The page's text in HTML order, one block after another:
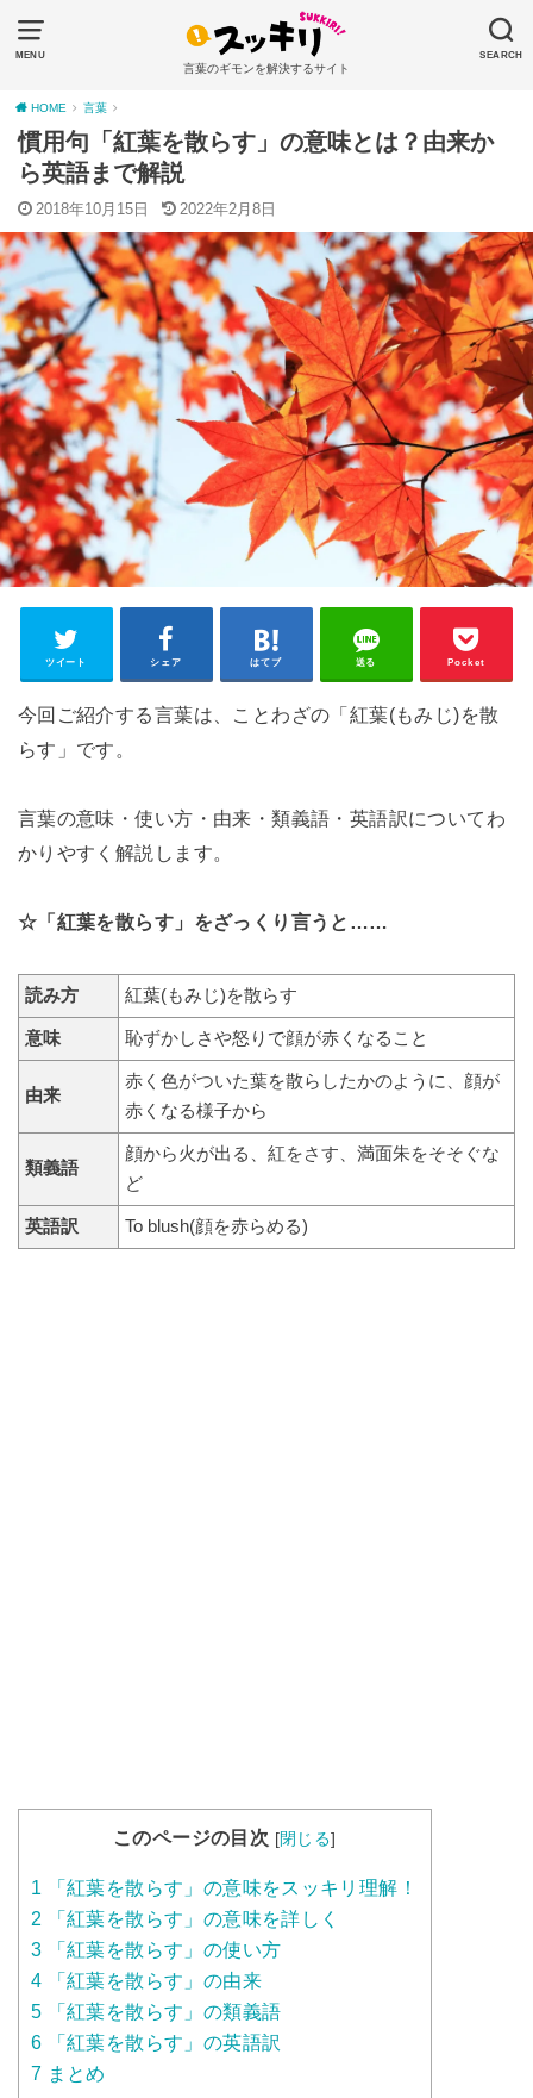
MENU SEARCH
言葉のギモンを解決するサイト
HOME 言葉
慣用句「紅葉を散らす」の意味とは？由来か
ら英語まで解説
2018年10月15日 2022年2月8日
ツイート シェア はてブ 送る Pocket
今回ご紹介する言葉は、ことわざの「紅葉(もみじ)を散
らす」です。
言葉の意味・使い方・由来・類義語・英語訳についてわ
かりやすく解説します。
☆「紅葉を散らす」をざっくり言うと……
読み方 紅葉(もみじ)を散らす
意味 恥ずかしさや怒りで顔が赤くなること
由来
赤く色がついた葉を散らしたかのように、顔が
赤くなる様子から
類義語
顔から火が出る、紅をさす、満面朱をそそぐな
ど
英語訳 To blush(顔を赤らめる)
このページの目次 [閉じる]
1 「紅葉を散らす」の意味をスッキリ理解！
2 「紅葉を散らす」の意味を詳しく
3 「紅葉を散らす」の使い方
4 「紅葉を散らす」の由来
5 「紅葉を散らす」の類義語
6 「紅葉を散らす」の英語訳
7 まとめ